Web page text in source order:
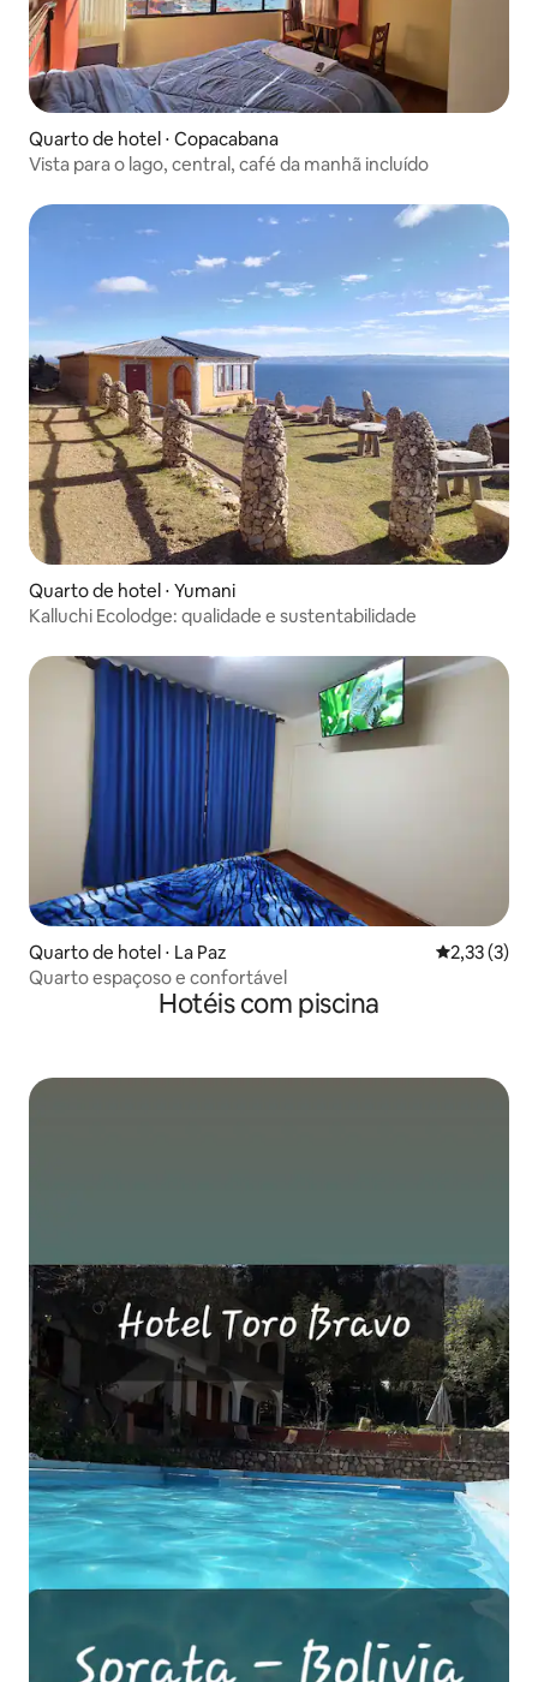
Quarto de hotel ⋅ Copacabana
Vista para o lago, central, café da manhã incluído
Quarto de hotel ⋅ Yumani
Kalluchi Ecolodge: qualidade e sustentabilidade
Quarto de hotel ⋅ La Paz 2,33 de
2,33 (3)
Quarto espaçoso e confortável
Hotéis com piscina